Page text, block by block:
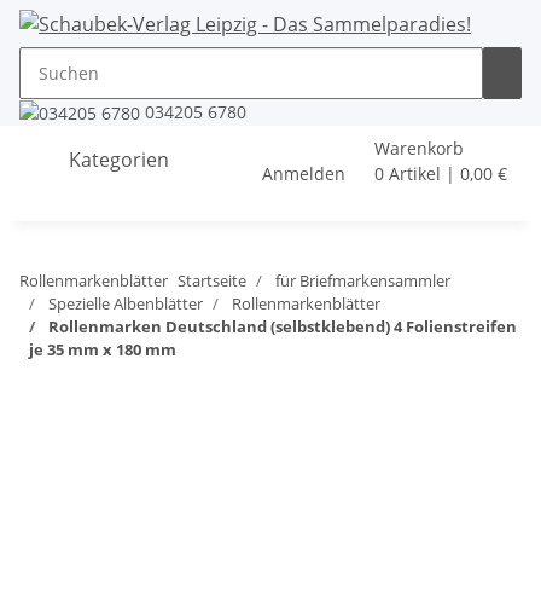
034205 6780
Kategorien
Anmelden
Warenkorb
0 Artikel | 0,00 €
Rollenmarkenblätter Startseite
für Briefmarkensammler
Spezielle Albenblätter
Rollenmarkenblätter
Rollenmarken Deutschland (selbstklebend) 4 Folienstreifen
je 35 mm x 180 mm